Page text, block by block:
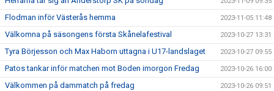
Flodman inför Västerås hemma 2023-11-05 11:48
Välkomna på säsongens första Skånelafestival 2023-10-27 13:31
Tyra Börjesson och Max Haborn uttagna i U17-landslaget 2023-10-27 09:55
Patos tankar inför matchen mot Boden imorgon Fredag 2023-10-26 16:00
Välkommen på dammatch på fredag 2023-10-26 09:51